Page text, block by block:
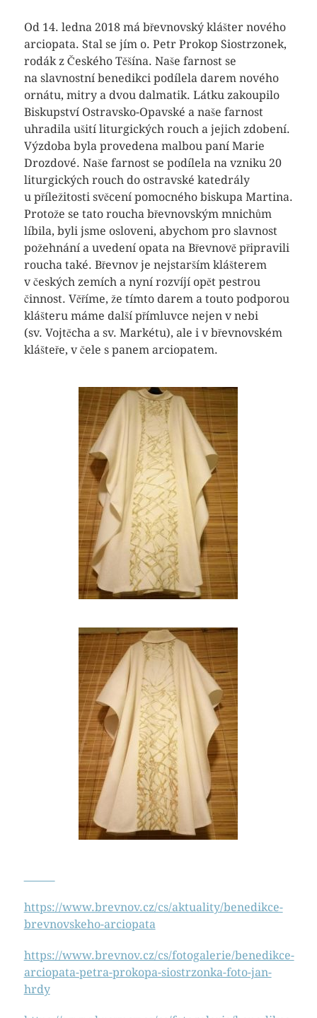
Od 14. ledna 2018 má břevnovský klášter nového
arciopata. Stal se jím o. Petr Prokop Siostrzonek,
rodák z Českého Těšína. Naše farnost se
na slavnostní benedikci podílela darem nového
ornátu, mitry a dvou dalmatik. Látku zakoupilo
Biskupství Ostravsko-Opavské a naše farnost
uhradila ušití liturgických rouch a jejich zdobení.
Výzdoba byla provedena malbou paní Marie
Drozdové. Naše farnost se podílela na vzniku 20
liturgických rouch do ostravské katedrály
u příležitosti svěcení pomocného biskupa Martina.
Protože se tato roucha břevnovským mnichům
líbila, byli jsme osloveni, abychom pro slavnost
požehnání a uvedení opata na Břevnově připravili
roucha také. Břevnov je nejstarším klášterem
v českých zemích a nyní rozvíjí opět pestrou
činnost. Věříme, že tímto darem a touto podporou
klášteru máme další přímluvce nejen v nebi
(sv. Vojtěcha a sv. Markétu), ale i v břevnovském
klášteře, v čele s panem arciopatem.
https://www.brevnov.cz/cs/aktuality/benedikce-
brevnovskeho-arciopata
https://www.brevnov.cz/cs/fotogalerie/benedikce-
arciopata-petra-prokopa-siostrzonka-foto-jan-
hrdy